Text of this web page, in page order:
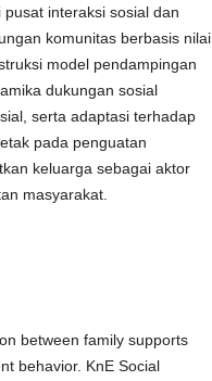
interaksi sosial dan
komunitas berbasis nilai
model pendampingan
dukungan sosial
serta adaptasi terhadap
pada penguatan
keluarga sebagai aktor
masyarakat.
between family supports
behavior. KnE Social